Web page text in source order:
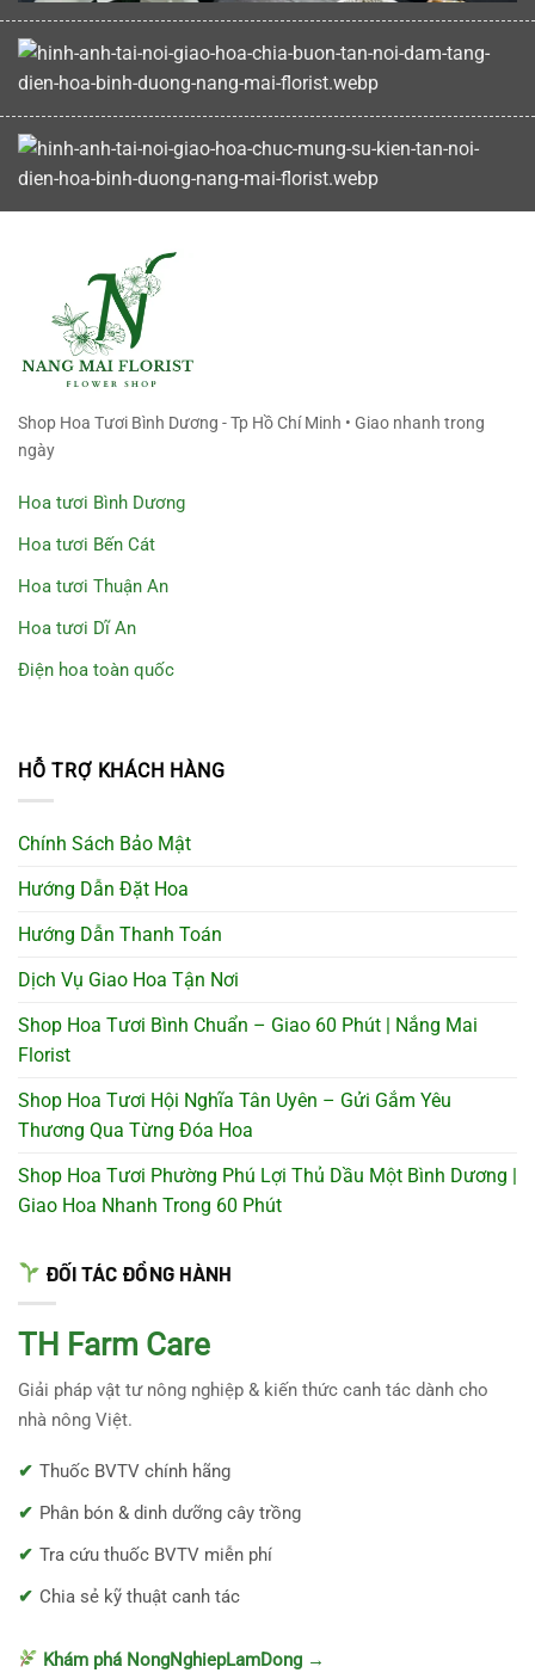
Shop Hoa Tươi Bình Dương - Tp Hồ Chí Minh • Giao nhanh trong
ngày
Hoa tươi Bình Dương
Hoa tươi Bến Cát
Hoa tươi Thuận An
Hoa tươi Dĩ An
Điện hoa toàn quốc
HỖ TRỢ KHÁCH HÀNG
Chính Sách Bảo Mật
Hướng Dẫn Đặt Hoa
Hướng Dẫn Thanh Toán
Dịch Vụ Giao Hoa Tận Nơi
Shop Hoa Tươi Bình Chuẩn – Giao 60 Phút | Nắng Mai
Florist
Shop Hoa Tươi Hội Nghĩa Tân Uyên – Gửi Gắm Yêu
Thương Qua Từng Đóa Hoa
Shop Hoa Tươi Phường Phú Lợi Thủ Dầu Một Bình Dương |
Giao Hoa Nhanh Trong 60 Phút
ĐỐI TÁC ĐỒNG HÀNH
TH Farm Care
Giải pháp vật tư nông nghiệp & kiến thức canh tác dành cho
nhà nông Việt.
Thuốc BVTV chính hãng
Phân bón & dinh dưỡng cây trồng
Tra cứu thuốc BVTV miễn phí
Chia sẻ kỹ thuật canh tác
Khám phá NongNghiepLamDong →